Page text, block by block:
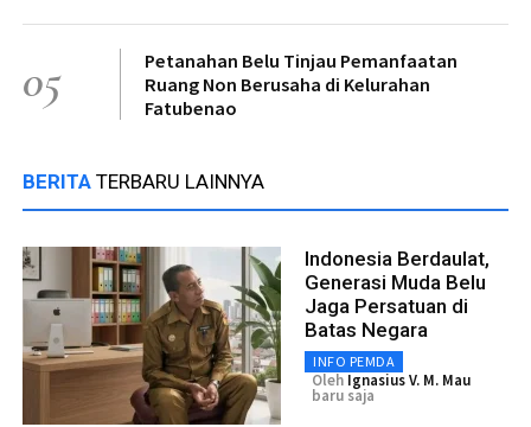
05
Petanahan Belu Tinjau Pemanfaatan
Ruang Non Berusaha di Kelurahan
Fatubenao
BERITA TERBARU LAINNYA
Indonesia Berdaulat,
Generasi Muda Belu
Jaga Persatuan di
Batas Negara
INFO PEMDA
Oleh Ignasius V. M. Mau
baru saja